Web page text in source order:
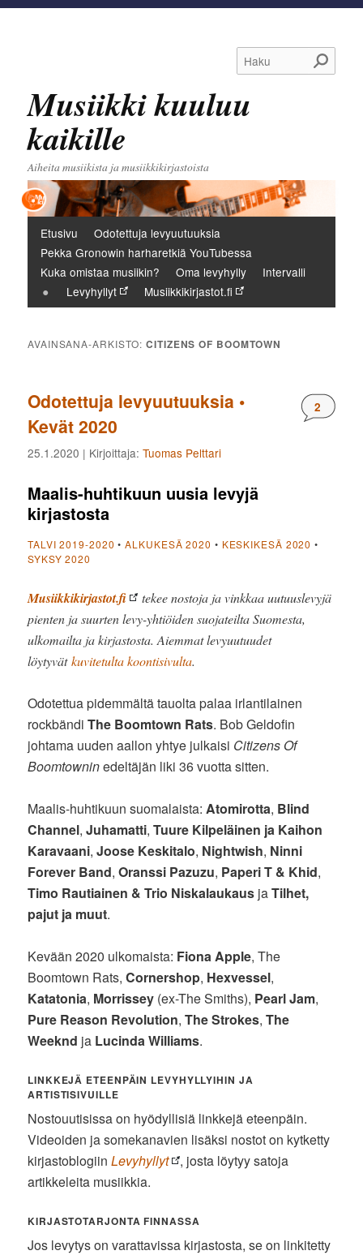
Haku
Musiikki kuuluu
kaikille
Aiheita musiikista ja musiikkikirjastoista
Päävalikko
Etusivu
Odotettuja levyuutuuksia
Pekka Gronowin harharetkiä YouTubessa
Kuka omistaa musiikin?
Oma levyhylly
Intervalli
Levyhyllyt
Musiikkikirjastot.fi
AVAINSANA-ARKISTO:CITIZENS OF BOOMTOWN
Odotettuja levyuutuuksia •
Kevät 2020
2
25.1.2020 | Kirjoittaja:Tuomas Pelttari
Maalis-huhtikuun uusia levyjä
kirjastosta
TALVI 2019-2020 •ALKUKESÄ 2020 • KESKIKESÄ 2020 •
SYKSY 2020
Musiikkikirjastot.fi
tekee nostoja ja vinkkaa uutuuslevyjä
pienten ja suurten levy-yhtiöiden suojateilta Suomesta,
ulkomailta ja kirjastosta. Aiemmat levyuutuudet
löytyvätkuvitetulta koontisivulta.
Odotettua pidemmältä tauolta palaa irlantilainen
rockbändiThe Boomtown Rats. Bob Geldofin
johtama uuden aallon yhtye julkaisi Citizens Of
Boomtowninedeltäjän liki 36 vuotta sitten.
Maalis-huhtikuun suomalaista: Atomirotta, Blind
Channel,Juhamatti,Tuure Kilpeläinen ja Kaihon
Karavaani,Joose Keskitalo, Nightwish, Ninni
Forever Band,Oranssi Pazuzu, Paperi T & Khid,
Timo Rautiainen & Trio Niskalaukaus jaTilhet,
pajut ja muut.
Kevään 2020 ulkomaista: Fiona Apple, The
Boomtown Rats,Cornershop, Hexvessel,
Katatonia, Morrissey (ex-The Smiths), Pearl Jam,
Pure Reason Revolution,The Strokes,The
Weeknd ja Lucinda Williams.
LINKKEJÄ ETEENPÄIN LEVYHYLLYIHIN JA
ARTISTISIVUILLE
Nostouutisissa on hyödyllisiä linkkejä eteenpäin.
Videoiden ja somekanavien lisäksi nostot on kytketty
kirjastoblogiinLevyhyllyt
, josta löytyy satoja
artikkeleita musiikkia.
KIRJASTOTARJONTA FINNASSA
Jos levytys on varattavissa kirjastosta, se on linkitetty